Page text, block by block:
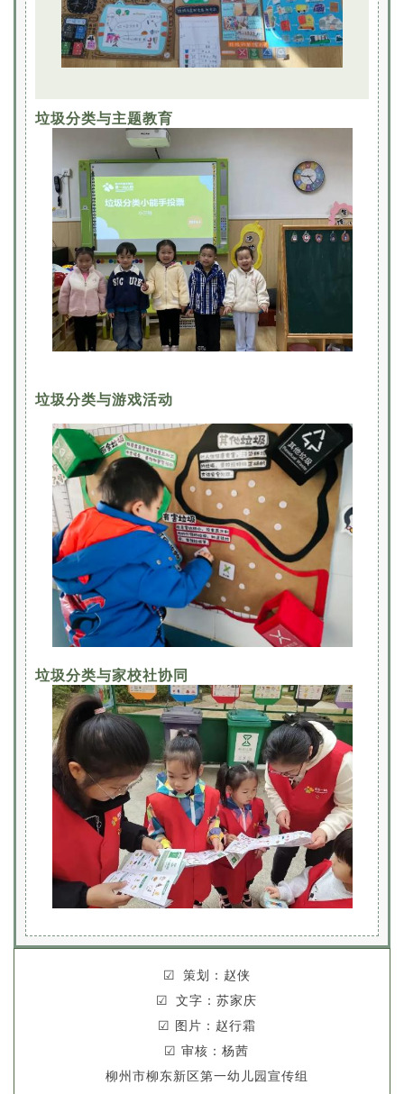
垃圾分类与主题教育
垃圾分类与游戏活动
垃圾分类与家校社协同
☑ 策划 ：赵侠
☑ 文字：苏家庆
☑ 图片：赵行霜
☑ 审核：杨茜
柳州市柳东新区第一幼儿园宣传组